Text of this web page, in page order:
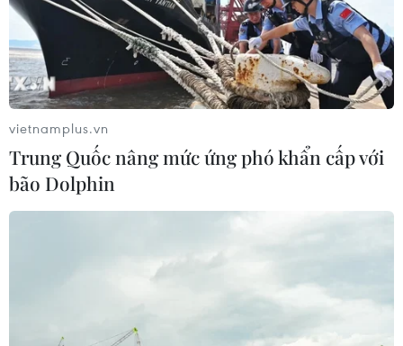
vietnamplus.vn
Trung Quốc nâng mức ứng phó khẩn cấp với
bão Dolphin